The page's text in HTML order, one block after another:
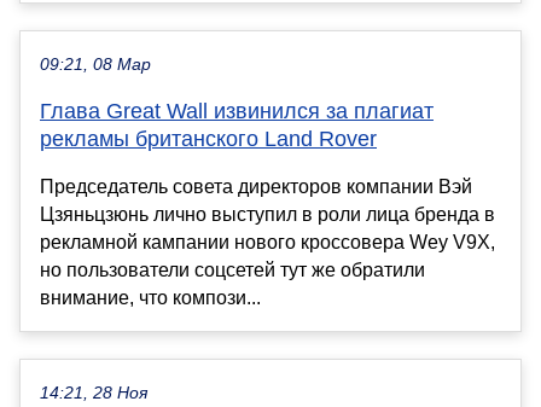
09:21, 08 Мар
Глава Great Wall извинился за плагиат
рекламы британского Land Rover
Председатель совета директоров компании Вэй
Цзяньцзюнь лично выступил в роли лица бренда в
рекламной кампании нового кроссовера Wey V9X,
но пользователи соцсетей тут же обратили
внимание, что компози...
14:21, 28 Ноя